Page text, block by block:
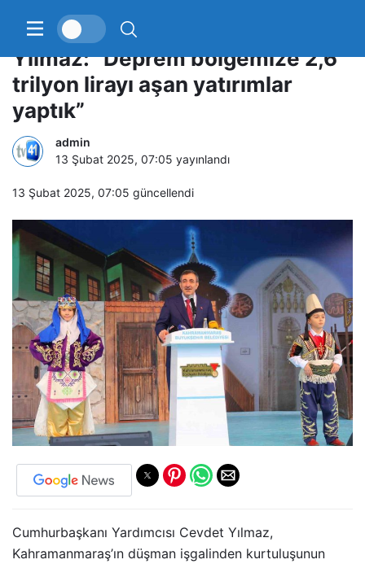
Cumhurbaşkanı Yardımcısı
Yılmaz: “Deprem bölgemize 2,6
trilyon lirayı aşan yatırımlar
yaptık”
admin
13 Şubat 2025, 07:05 yayınlandı
13 Şubat 2025, 07:05 güncellendi
Cumhurbaşkanı Yardımcısı Cevdet Yılmaz,
Kahramanmaraş’ın düşman işgalinden kurtuluşunun